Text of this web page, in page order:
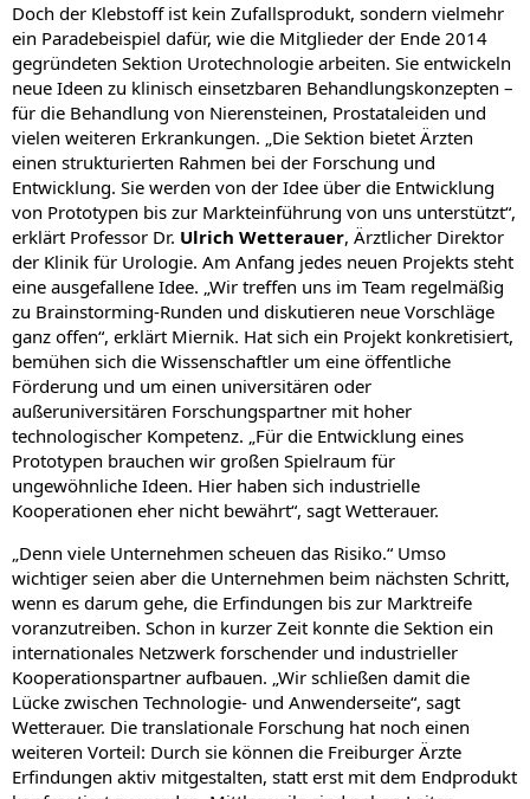
Doch der Klebstoff ist kein Zufallsprodukt, sondern vielmehr
ein Paradebeispiel dafür, wie die Mitglieder der Ende 2014
gegründeten Sektion Urotechnologie arbeiten. Sie entwickeln
neue Ideen zu klinisch einsetzbaren Behandlungskonzepten –
für die Behandlung von Nierensteinen, Prostataleiden und
vielen weiteren Erkrankungen. „Die Sektion bietet Ärzten
einen strukturierten Rahmen bei der Forschung und
Entwicklung. Sie werden von der Idee über die Entwicklung
von Prototypen bis zur Markteinführung von uns unterstützt“,
erklärt Professor Dr. Ulrich Wetterauer, Ärztlicher Direktor
der Klinik für Urologie. Am Anfang jedes neuen Projekts steht
eine ausgefallene Idee. „Wir treffen uns im Team regelmäßig
zu Brainstorming-Runden und diskutieren neue Vorschläge
ganz offen“, erklärt Miernik. Hat sich ein Projekt konkretisiert,
bemühen sich die Wissenschaftler um eine öffentliche
Förderung und um einen universitären oder
außeruniversitären Forschungspartner mit hoher
technologischer Kompetenz. „Für die Entwicklung eines
Prototypen brauchen wir großen Spielraum für
ungewöhnliche Ideen. Hier haben sich industrielle
Kooperationen eher nicht bewährt“, sagt Wetterauer.
„Denn viele Unternehmen scheuen das Risiko.“ Umso
wichtiger seien aber die Unternehmen beim nächsten Schritt,
wenn es darum gehe, die Erfindungen bis zur Marktreife
voranzutreiben. Schon in kurzer Zeit konnte die Sektion ein
internationales Netzwerk forschender und industrieller
Kooperationspartner aufbauen. „Wir schließen damit die
Lücke zwischen Technologie- und Anwenderseite“, sagt
Wetterauer. Die translationale Forschung hat noch einen
weiteren Vorteil: Durch sie können die Freiburger Ärzte
Erfindungen aktiv mitgestalten, statt erst mit dem Endprodukt